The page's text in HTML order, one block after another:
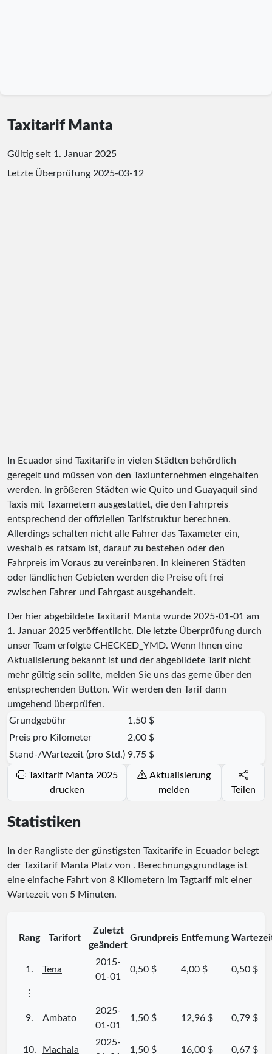
Taxitarif Manta
Gültig seit 1. Januar 2025
Letzte Überprüfung 2025-03-12
In Ecuador sind Taxitarife in vielen Städten behördlich
geregelt und müssen von den Taxiunternehmen eingehalten
werden. In größeren Städten wie Quito und Guayaquil sind
Taxis mit Taxametern ausgestattet, die den Fahrpreis
entsprechend der offiziellen Tarifstruktur berechnen.
Allerdings schalten nicht alle Fahrer das Taxameter ein,
weshalb es ratsam ist, darauf zu bestehen oder den
Fahrpreis im Voraus zu vereinbaren. In kleineren Städten
oder ländlichen Gebieten werden die Preise oft frei
zwischen Fahrer und Fahrgast ausgehandelt.
Der hier abgebildete Taxitarif Manta wurde 2025-01-01 am
1. Januar 2025 veröffentlicht. Die letzte Überprüfung durch
unser Team erfolgte CHECKED_YMD. Wenn Ihnen eine
Aktualisierung bekannt ist und der abgebildete Tarif nicht
mehr gültig sein sollte, melden Sie uns das gerne über den
entsprechenden Button. Wir werden den Tarif dann
umgehend überprüfen.
Grundgebühr
1,50 $
Preis pro Kilometer
2,00 $
Stand-/Wartezeit (pro Std.) 9,75 $
Taxitarif Manta 2025
drucken
Aktualisierung
melden
Teilen
Statistiken
In der Rangliste der günstigsten Taxitarife in Ecuador belegt
der Taxitarif Manta Platz von . Berechnungsgrundlage ist
eine einfache Fahrt von 8 Kilometern im Tagtarif mit einer
Wartezeit von 5 Minuten.
Rang Tarifort
Zuletzt
geändert
Grundpreis Entfernung
1. Tena
2015-
01-01
0,50 $ 4,00 $ 0,50 $
⋮
9. Ambato
2025-
01-01
1,50 $ 12,96 $ 0,79 $
10. Machala
2025-
1,50 $ 16,00 $ 0,67 $